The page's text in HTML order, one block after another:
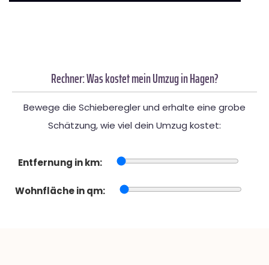
Rechner: Was kostet mein Umzug in Hagen?
Bewege die Schieberegler und erhalte eine grobe
Schätzung, wie viel dein Umzug kostet:
Entfernung in km:
Wohnfläche in qm: